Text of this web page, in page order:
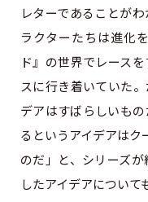
レターであることが
ラクターたちは進化
ド』の世界でレース
スに行き着いていた
デアはすばらしいも
るというアイデアはク
のだ」と、シリーズ
したアイデアについて